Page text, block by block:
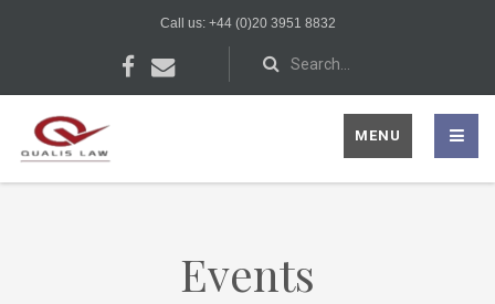
Call us: +44 (0)20 3951 8832
MENU
Events